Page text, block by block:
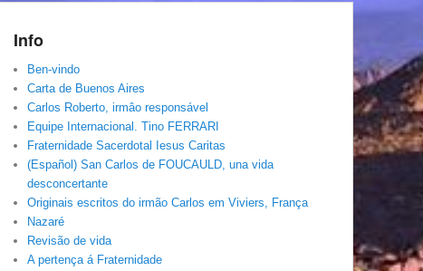
Info
Ben-vindo
Carta de Buenos Aires
Carlos Roberto, irmâo responsável
Equipe Internacional. Tino FERRARI
Fraternidade Sacerdotal Iesus Caritas
(Español) San Carlos de FOUCAULD, una vida
desconcertante
Originais escritos do irmão Carlos em Viviers, França
Nazaré
Revisão de vida
A pertença á Fraternidade